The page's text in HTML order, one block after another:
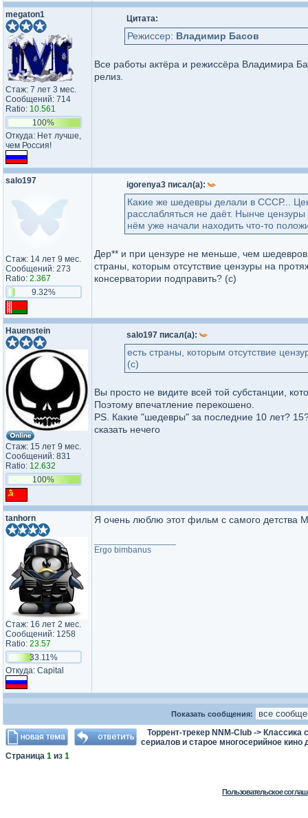
megaton1
Стаж: 7 лет 3 мес.
Сообщений: 714
Ratio: 10.561
100%
Откуда: Нет лучше,
чем Россия!
Цитата:
Режиссер: Владимир Басов
Все работы актёра и режиссёра Владимира
релиз.
salo197
Стаж: 14 лет 9 мес.
Сообщений: 273
Ratio: 2.367
9.32%
igorenya3 писал(а):
Какие же шедевры делали в СССР...
расслабляться не даёт. Нынче
нём уже начали находить что-то
Дер** и при цензуре не меньше, чем
страны, которым отсутствие цензуры на
консерватории подправить? (c)
Hauenstein
Стаж: 15 лет 9 мес.
Сообщений: 831
Ratio: 12.632
100%
salo197 писал(а):
есть страны, которым отсутствие
(c)
Вы просто не видите всей той субстанции,
Поэтому впечатление перекошено.
PS. Какие "шедевры" за последние 10 лет?
сказать нечего
tanhorn
Стаж: 16 лет 2 мес.
Сообщений: 1258
Ratio: 23.57
33.11%
Откуда: Capital
Я очень люблю этот фильм с самого детства
Ergo bimbanus
Показать сообщения:
Торрент-трекер NNM-Club -> Классика
сериалов и старое многосерийное кино
Страница 1 из 1
Пользовательское